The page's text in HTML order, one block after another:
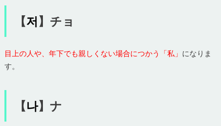
【저】チョ
目上の人や、年下でも親しくない場合につかう「私」 になりま
す。
【나】ナ